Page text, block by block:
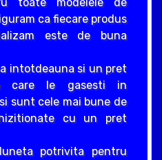
ca fiecare produs
este de buna
intotdeauna si un pret
care le gasesti in
sunt cele mai bune de
cu un pret
potrivita pentru